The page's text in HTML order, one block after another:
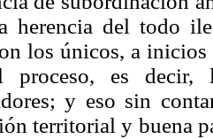
herencia del todo
los únicos, a
proceso, es decir,
y eso sin
territorial y buena